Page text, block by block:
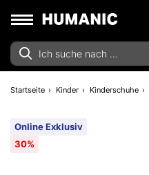
Startseite Kinder Kinderschuhe
Online Exklusiv
30%